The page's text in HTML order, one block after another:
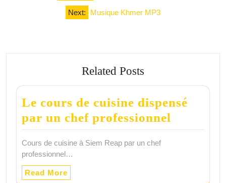
Next: Musique Khmer MP3
Related Posts
Le cours de cuisine dispensé
par un chef professionnel
Cours de cuisine à Siem Reap par un chef
professionnel…
Read More